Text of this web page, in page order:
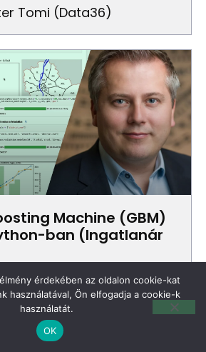
Tomi (Data36)
Machine (GBM)
ban (Ingatlanár
Csaba (dmlab)
érdekében az oldalon cookie-kat
használatával, Ön elfogadja a cookie-k
használatát.
OK